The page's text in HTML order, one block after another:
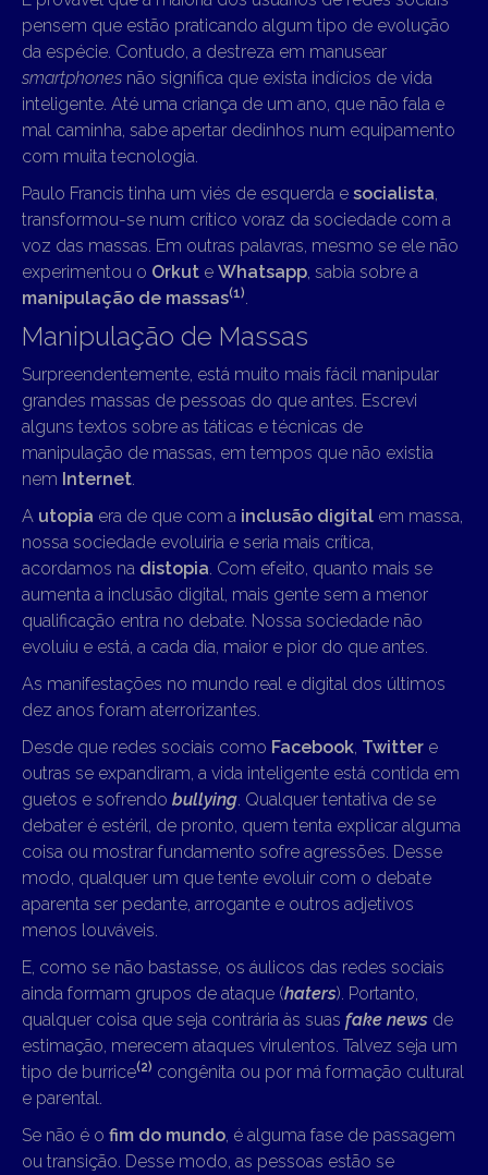
pensem que estão praticando algum tipo de evolução
da espécie. Contudo, a destreza em manusear
smartphones não significa que exista indícios de vida
inteligente. Até uma criança de um ano, que não fala e
mal caminha, sabe apertar dedinhos num equipamento
com muita tecnologia.
Paulo Francis tinha um viés de esquerda e socialista
transformou-se num crítico voraz da sociedade com a
voz das massas. Em outras palavras, mesmo se ele não
experimentou o Orkut e Whatsapp , sabia sobre a
manipulação de massas(1)
Manipulação de Massas
Surpreendentemente, está muito mais fácil manipular
grandes massas de pessoas do que antes. Escrevi
alguns textos sobre as táticas e técnicas de
manipulação de massas, em tempos que não existia
nem Internet
A utopia era de que com a inclusão digital em massa,
nossa sociedade evoluiria e seria mais crítica,
acordamos na distopia . Com efeito, quanto mais se
aumenta a inclusão digital, mais gente sem a menor
qualificação entra no debate. Nossa sociedade não
evoluiu e está, a cada dia, maior e pior do que antes.
As manifestações no mundo real e digital dos últimos
dez anos foram aterrorizantes.
Desde que redes sociais como Facebook Twitter e
outras se expandiram, a vida inteligente está contida em
guetos e sofrendo bullying . Qualquer tentativa de se
debater é estéril, de pronto, quem tenta explicar alguma
coisa ou mostrar fundamento sofre agressões. Desse
modo, qualquer um que tente evoluir com o debate
aparenta ser pedante, arrogante e outros adjetivos
menos louváveis.
E, como se não bastasse, os áulicos das redes sociais
ainda formam grupos de ataque (haters). Portanto,
qualquer coisa que seja contrária às suas fake news de
estimação, merecem ataques virulentos. Talvez seja um
tipo de burrice(2) congênita ou por má formação cultural
e parental.
Se não é o fim do mundo , é alguma fase de passagem
ou transição. Desse modo, as pessoas estão se